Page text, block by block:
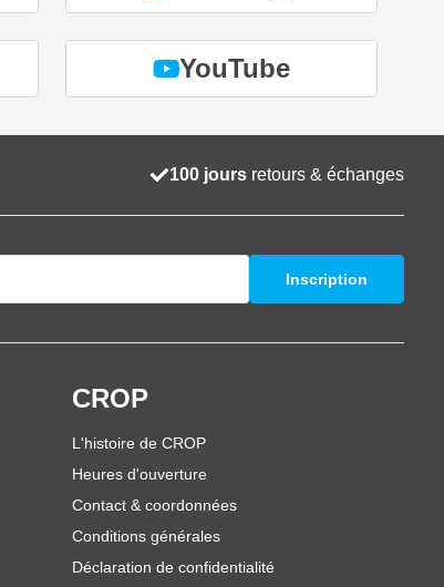
YouTube
100 jours retours & échanges
Inscription
CROP
L'histoire de CROP
Heures d'ouverture
Contact & coordonnées
Conditions générales
Déclaration de confidentialité